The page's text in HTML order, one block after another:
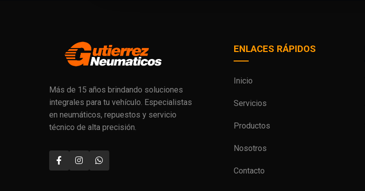
Más de 15 años brindando soluciones
integrales para tu vehículo. Especialistas
en neumáticos, repuestos y servicio
técnico de alta precisión.
ENLACES RÁPIDOS
Inicio
Servicios
Productos
Nosotros
Contacto